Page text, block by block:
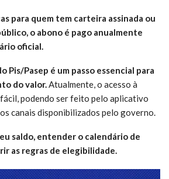
para quem tem carteira assinada ou
o abono é pago anualmente
oficial.
Pis/Pasep é um passo essencial para
do valor.Atualmente, o acesso à
podendo ser feito pelo aplicativo
canais disponibilizados pelo governo.
saldo, entender o calendário de
as regras de elegibilidade.